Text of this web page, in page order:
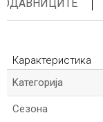
Карактеристика
Kатегорија
Сезона